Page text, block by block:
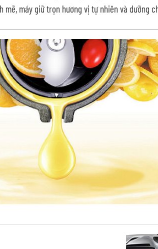
mẽ, máy giữ trọn hương vị tự nhiên và dưỡng